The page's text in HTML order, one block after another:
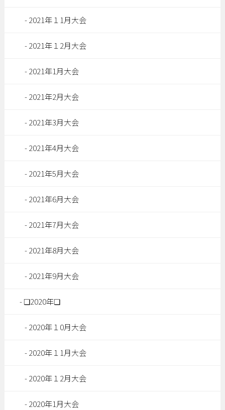
2021年１1月大会
2021年１2月大会
2021年1月大会
2021年2月大会
2021年3月大会
2021年4月大会
2021年5月大会
2021年6月大会
2021年7月大会
2021年8月大会
2021年9月大会
❏2020年❏
2020年１0月大会
2020年１1月大会
2020年１2月大会
2020年1月大会